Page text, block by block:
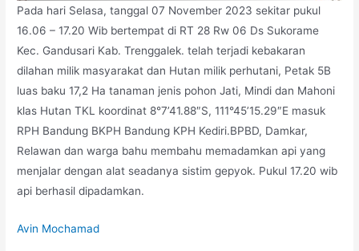
Pada hari Selasa, tanggal 07 November 2023 sekitar pukul
16.06 – 17.20 Wib bertempat di RT 28 Rw 06 Ds Sukorame
Kec. Gandusari Kab. Trenggalek. telah terjadi kebakaran
dilahan milik masyarakat dan Hutan milik perhutani, Petak 5B
luas baku 17,2 Ha tanaman jenis pohon Jati, Mindi dan Mahoni
klas Hutan TKL koordinat 8°7’41.88″S, 111°45’15.29″E masuk
RPH Bandung BKPH Bandung KPH Kediri.BPBD, Damkar,
Relawan dan warga bahu membahu memadamkan api yang
menjalar dengan alat seadanya sistim gepyok. Pukul 17.20 wib
api berhasil dipadamkan.
Avin Mochamad